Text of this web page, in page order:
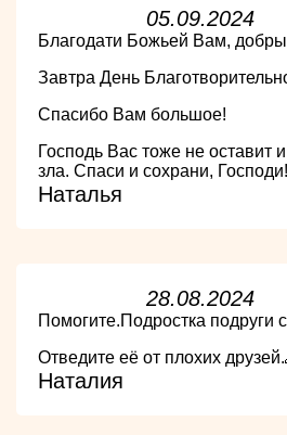
05.09.2024
Благодати Божьей Вам,
Завтра День
Спасибо Вам большое!
Господь Вас тоже не оставит
зла. Спаси и сохрани, Господи!
Наталья
28.08.2024
Помогите.Подростка подруги
Отведите её от плохих
Наталия